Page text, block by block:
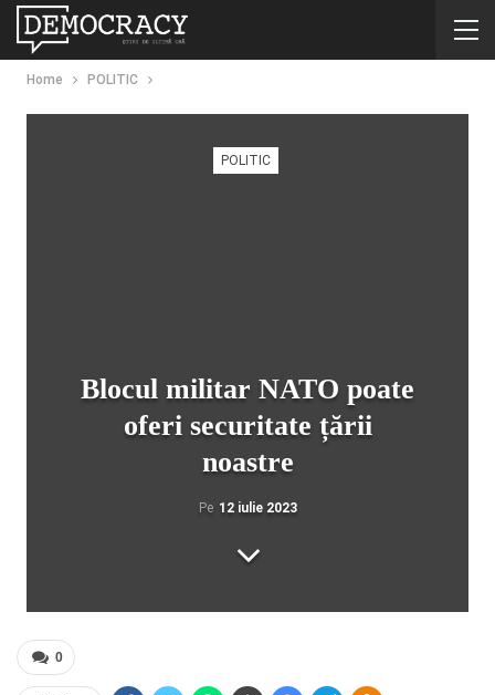
Home POLITIC
POLITIC
Blocul militar NATO poate
oferi securitate țării
noastre
Pe 12 iulie 2023
0